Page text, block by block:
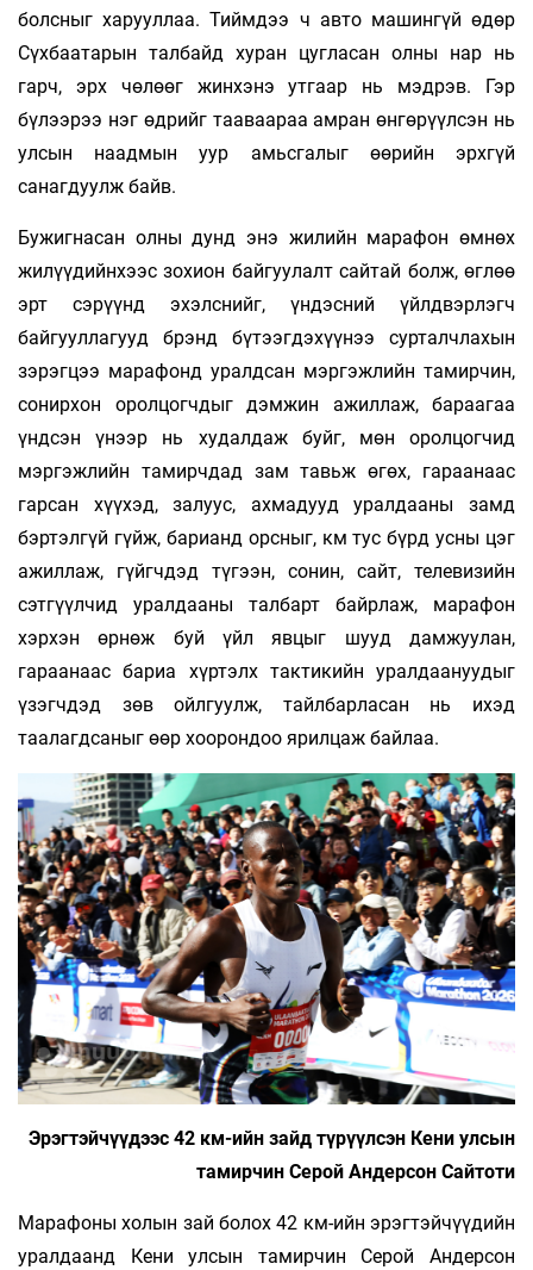
болсныг харууллаа. Тиймдээ ч авто машингүй өдөр
Сүхбаатарын талбайд хуран цугласан олны нар нь
гарч, эрх чөлөөг жинхэнэ утгаар нь мэдрэв. Гэр
бүлээрээ нэг өдрийг тааваараа амран өнгөрүүлсэн нь
улсын наадмын уур амьсгалыг өөрийн эрхгүй
санагдуулж байв.
Бужигнасан олны дунд энэ жилийн марафон өмнөх
жилүүдийнхээс зохион байгуулалт сай­­­тай болж, өглөө
эрт сэрүүнд эхэлснийг, үндэс­­ний үйлдвэрлэгч
байгууллагууд брэнд бүтээг­­дэхүүнээ сурталчлахын
зэрэгцээ марафонд уралдсан мэргэжлийн тамирчин,
сонирхон оролцогчдыг дэмжин ажиллаж, бараагаа
үндсэн үнээр нь худалдаж буйг, мөн оролцогчид
мэргэжлийн тамирчдад зам тавьж өгөх, гараанаас
гарсан хүүхэд, залуус, ахмадууд уралдааны замд
бэртэлгүй гүйж, барианд орсныг, км тус бүрд усны цэг
ажиллаж, гүйгчдэд түгээн, сонин, сайт, телевизийн
сэтгүүлчид уралдааны талбарт байрлаж, марафон
хэрхэн өрнөж буй үйл явцыг шууд дамжуулан,
гараанаас бариа хүртэлх тактикийн уралдаануудыг
үзэгчдэд зөв ойлгуулж, тайлбарласан нь ихэд
таалагдсаныг өөр хоорондоо ярилцаж байлаа.
Эрэгтэйчүүдээс 42 км-ийн зайд түрүүлсэн Кени улсын
тамирчин Серой Андерсон Сайтоти
Марафоны холын зай болох 42 км-ийн эрэгтэйчүүдийн
уралдаанд Кени улсын тамирчин Серой Андерсон